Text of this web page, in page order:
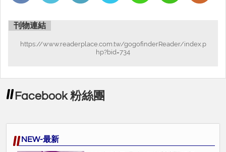
刊物連結
https://www.readerplace.com.tw/gogofinderReader/index.p
hp?bid=734
Facebook 粉絲團
NEW-最新